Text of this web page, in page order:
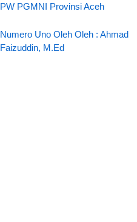
PW PGMNI Provinsi Aceh
Numero Uno Oleh Oleh : Ahmad
Faizuddin, M.Ed